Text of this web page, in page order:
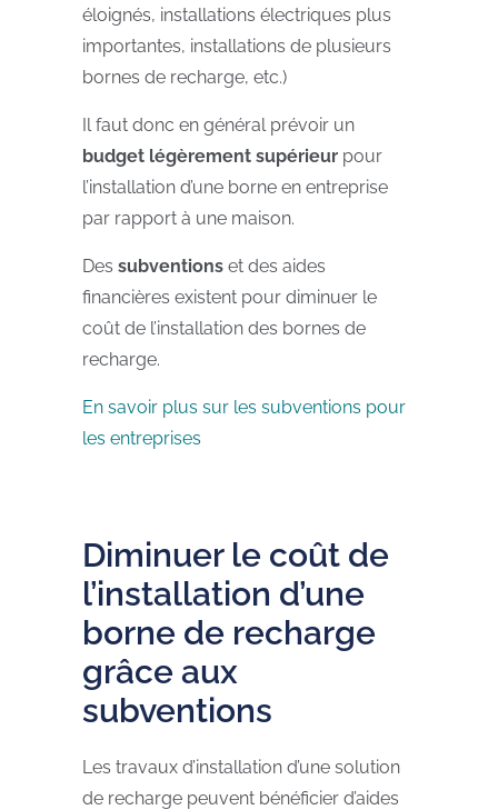
éloignés, installations électriques plus
importantes, installations de plusieurs
bornes de recharge, etc.)
Il faut donc en général prévoir un
budget légèrement supérieur pour
l’installation d’une borne en entreprise
par rapport à une maison.
Des subventions et des aides
financières existent pour diminuer le
coût de l’installation des bornes de
recharge.
En savoir plus sur les subventions pour
les entreprises
Diminuer le coût de
l’installation d’une
borne de recharge
grâce aux
subventions
Les travaux d’installation d’une solution
de recharge peuvent bénéficier d’aides